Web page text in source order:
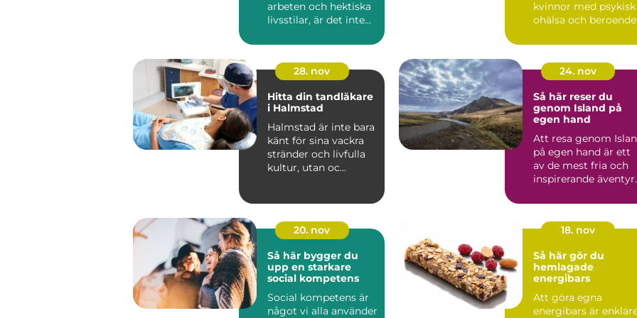
arbeten och hektiska
livsstilar, är det inte
kvinnor med psykisk
ohälsa och beroende
28. nov
Hitta din tandläkare
i Halmstad
Halmstad är inte bara
känt för sina vackra
stränder och livfulla
kultur, utan oc...
24. nov
Så här reser du
genom Island på
egen hand
Att resa genom
på egen hand är ett
av de mest fria och
inspirerande äventyr
20. nov
Så här bygger du
upp en starkare
social kompetens
Social kompetens är
något vi alla använder
18. nov
Så här gör du
hemlagade
energibars
Att göra egna
energibars är